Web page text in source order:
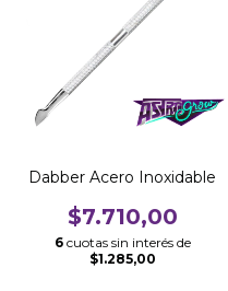
Dabber Acero Inoxidable
$7.710,00
6 cuotas sin interés de
$1.285,00